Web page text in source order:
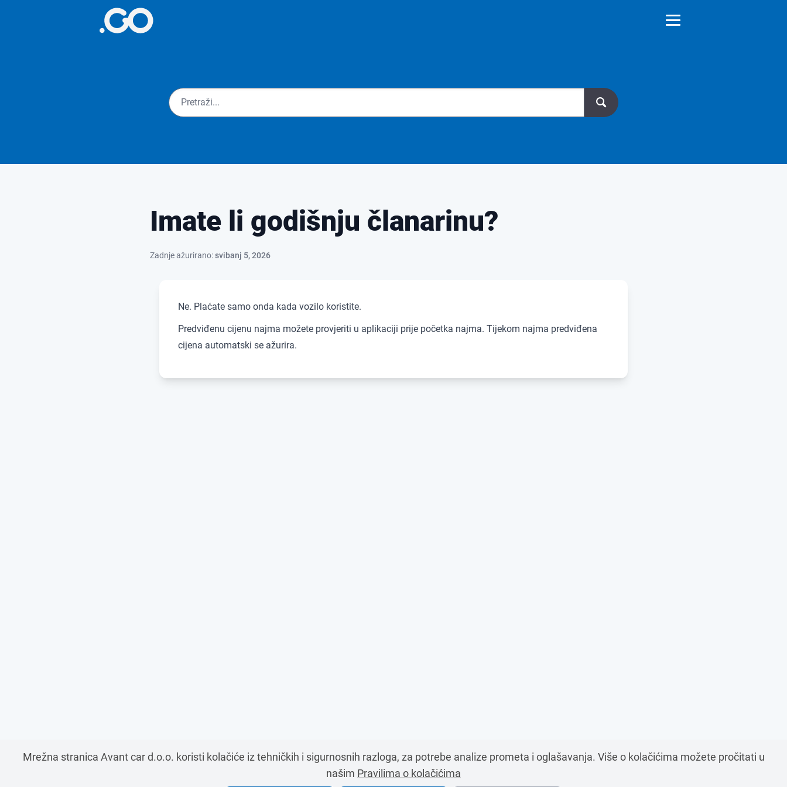
Imate li godišnju članarinu?
Zadnje ažurirano:svibanj 5, 2026
Ne. Plaćate samo onda kada vozilo koristite.
Predviđenu cijenu najma možete provjeriti u aplikaciji prije početka najma. Tijekom najma predviđena
cijena automatski se ažurira.
Mrežna stranica Avant car d.o.o. koristi kolačiće iz tehničkih i sigurnosnih razloga, za potrebe analize prometa i oglašavanja. Više o kolačićima možete pročitati u
našim Pravilima o kolačićima